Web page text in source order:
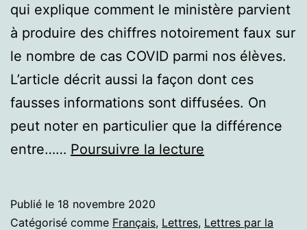
qui explique comment le ministère parvient
à produire des chiffres notoirement faux sur
le nombre de cas COVID parmi nos élèves.
L’article décrit aussi la façon dont ces
fausses informations sont diffusées. On
peut noter en particulier que la différence
entre…… Poursuivre la lecture
fake
Publié le 18 novembre 2020
Catégorisé comme Français, Lettres, Lettres par la